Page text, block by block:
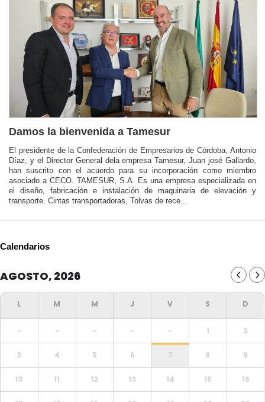
Damos la bienvenida a Tamesur
El presidente de la Confederación de Empresarios de Córdoba, Antonio
Díaz, y el Director General dela empresa Tamesur, Juan josé Gallardo,
han suscrito con el acuerdo para su incorporación como miembro
asociado a CECO. TAMESUR, S.A. Es una empresa especializada en
el diseño, fabricación e instalación de maquinaria de elevación y
transporte. Cintas transportadoras, Tolvas de rece...
Calendarios
AGOSTO, 2026
- - - - - 1 2
3 4 5 6 7 8 9
10 11 12 13 14 15 16